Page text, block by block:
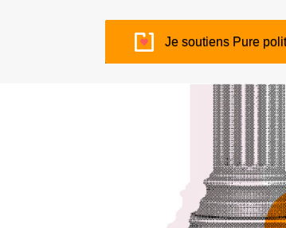
Je soutiens Pure